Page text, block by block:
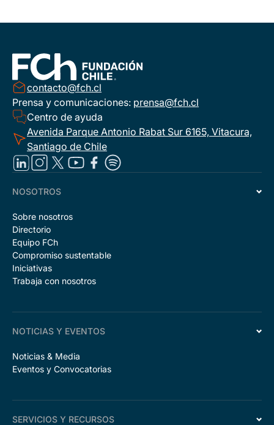
contacto@fch.cl
Prensa y comunicaciones: prensa@fch.cl
Centro de ayuda
Avenida Parque Antonio Rabat Sur 6165, Vitacura,
Santiago de Chile
NOSOTROS
Sobre nosotros
Directorio
Equipo FCh
Compromiso sustentable
Iniciativas
Trabaja con nosotros
NOTICIAS Y EVENTOS
Noticias & Media
Eventos y Convocatorias
SERVICIOS Y RECURSOS